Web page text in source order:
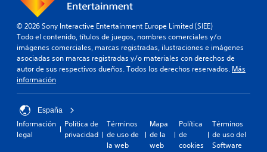
© 2026 Sony Interactive Entertainment Europe Limited (SIEE)
Todo el contenido, títulos de juegos, nombres comerciales y/o
imágenes comerciales, marcas registradas, ilustraciones e imágenes
asociadas son marcas registradas y/o materiales con derechos de
autor de sus respectivos dueños. Todos los derechos reservados. Más
información
España
Información
legal
Política de
privacidad
Términos
de uso de
la web
Mapa
de la
web
Política
de
cookies
Términos
de uso del
Software